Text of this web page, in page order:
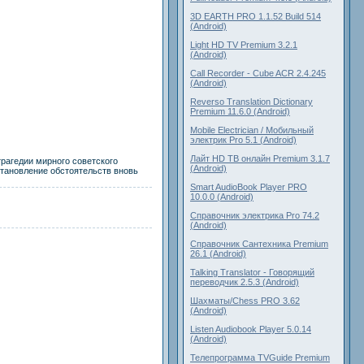
мирного советского
обстоятельств вновь
3D EARTH PRO 1.1.52 Build 514
(Android)
Light HD TV Premium 3.2.1
(Android)
Call Recorder - Cube ACR 2.4.245
(Android)
Reverso Translation Dictionary
Premium 11.6.0 (Android)
Mobile Electrician / Мобильный
электрик Pro 5.1 (Android)
Лайт HD ТВ онлайн Premium 3.1.7
(Android)
Smart AudioBook Player PRO
10.0.0 (Android)
Справочник электрика Pro 74.2
(Android)
Справочник Cантехника Premium
26.1 (Android)
Talking Translator - Говорящий
переводчик 2.5.3 (Android)
Шахматы/Chess PRO 3.62
(Android)
Listen Audiobook Player 5.0.14
(Android)
Телепрограмма TVGuide Premium